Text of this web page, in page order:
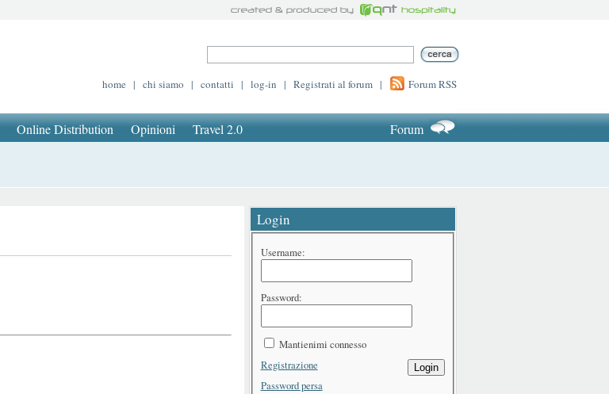
home | chi siamo | contatti | log-in | Registrati al forum | Forum RSS
Online Distribution Opinioni Travel 2.0 Forum
Login
Username:
Password:
Mantienimi connesso
Login
Registrazione
Password persa